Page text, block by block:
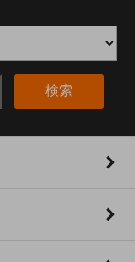
検索